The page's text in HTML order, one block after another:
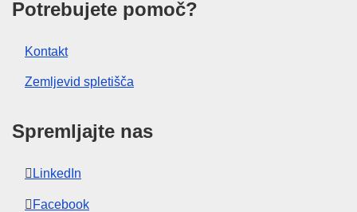
Potrebujete pomoč?
Kontakt
Zemljevid spletišča
Spremljajte nas
LinkedIn
Facebook